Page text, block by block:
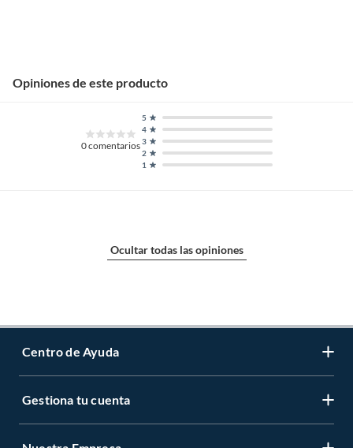
Opiniones de este producto
0comentarios
1
2
3
4
5
Ocultar todas las opiniones
Centro de Ayuda
Servicio al Cliente
Gestiona tu cuenta